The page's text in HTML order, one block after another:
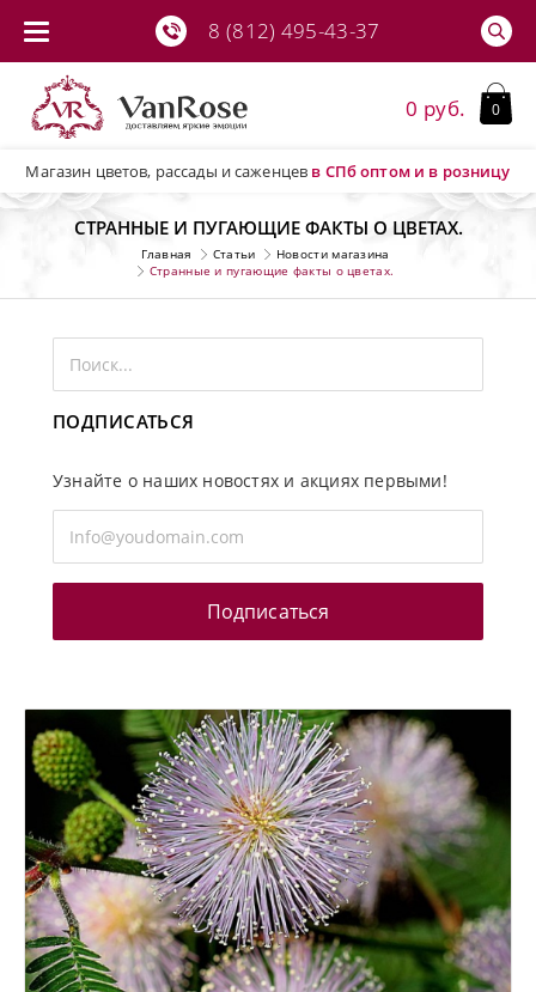
8 (812) 495-43-37
Магазин цветов, рассады и саженцев в СПбоптом и в розницу
0 руб. 0
СТРАННЫЕ И ПУГАЮЩИЕ ФАКТЫ О ЦВЕТАХ.
Главная Статьи
Новости магазина
Странные и пугающие факты о цветах.
ПОДПИСАТЬСЯ
Узнайте о наших новостях и акциях первыми!
Подписаться